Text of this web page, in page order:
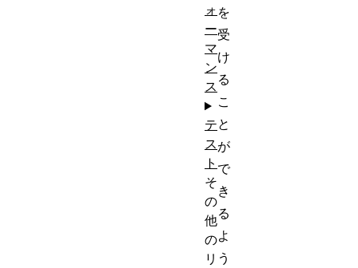
を
受
け
る
こ
と
が
で
き
る
よ
う
ォ
ー
マ
ン
ス
テ
ス
ト
そ
の
他
の
リ